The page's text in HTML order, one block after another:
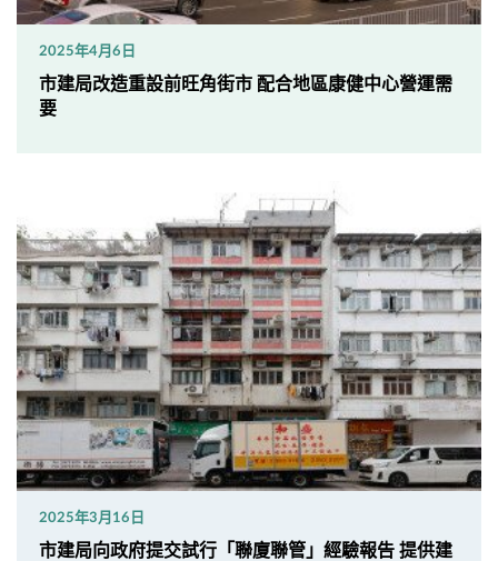
2025年4月6日
市建局改造重設前旺角街市 配合地區康健中心營運需
要
2025年3月16日
市建局向政府提交試行「聯廈聯管」經驗報告 提供建